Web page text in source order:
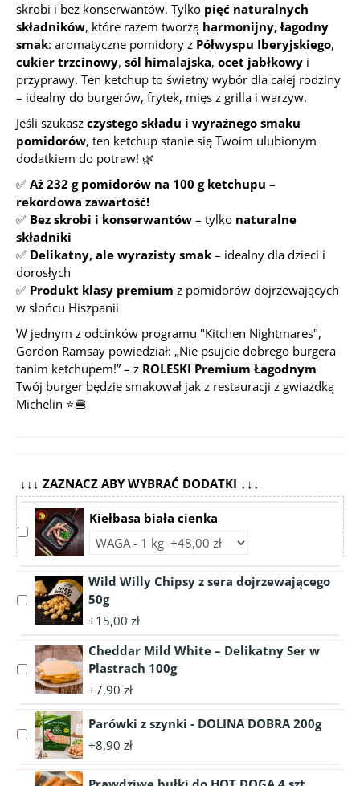
skrobi i bez konserwantów. Tylko pięć naturalnych
składników, które razem tworzą harmonijny, łagodny
smak: aromatyczne pomidory z Półwyspu Iberyjskiego,
cukier trzcinowy, sól himalajska, ocet jabłkowy i
przyprawy. Ten ketchup to świetny wybór dla całej rodziny
– idealny do burgerów, frytek, mięs z grilla i warzyw.
Jeśli szukasz czystego składu i wyraźnego smaku
pomidorów, ten ketchup stanie się Twoim ulubionym
dodatkiem do potraw! 🌿
✅ Aż 232 g pomidorów na 100 g ketchupu –
rekordowa zawartość!
✅ Bez skrobi i konserwantów – tylko naturalne
składniki
✅ Delikatny, ale wyrazisty smak – idealny dla dzieci i
dorosłych
✅ Produkt klasy premium z pomidorów dojrzewających
w słońcu Hiszpanii
W jednym z odcinków programu "Kitchen Nightmares",
Gordon Ramsay powiedział: „Nie psujcie dobrego burgera
tanim ketchupem!” – z ROLESKI Premium Łagodnym
Twój burger będzie smakował jak z restauracji z gwiazdką
Michelin ⭐🍔
↓↓↓ ZAZNACZ ABY WYBRAĆ DODATKI ↓↓↓
Select
accessory
biała
cienka
Kiełbasa biała cienka
Choose
variant
Kiełbasa
biała
cienka
Select
accessory
Willy
Chipsy
dojrzewającego
50g
Wild Willy Chipsy z sera dojrzewającego
50g
+15,00 zł
Select
accessory
Mild
White
Delikatny
Cheddar Mild White – Delikatny Ser w
Plastrach 100g
+7,90 zł
Select
accessory
Parówki
Parówki z szynki - DOLINA DOBRA 200g
+8,90 zł